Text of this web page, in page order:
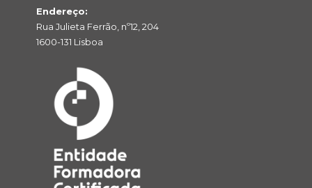
Endereço:
Rua Julieta Ferrão, nº12, 204
1600-131 Lisboa